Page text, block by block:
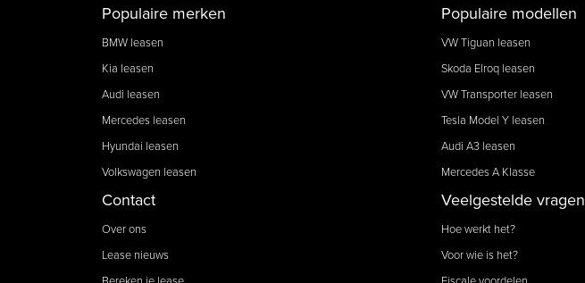
Populaire merken
BMW leasen
Kia leasen
Audi leasen
Mercedes leasen
Hyundai leasen
Volkswagen leasen
Populaire modellen
VW Tiguan leasen
Skoda Elroq leasen
VW Transporter leasen
Tesla Model Y leasen
Audi A3 leasen
Mercedes A Klasse
Contact
Over ons
Lease nieuws
Veelgestelde vragen
Hoe werkt het?
Voor wie is het?